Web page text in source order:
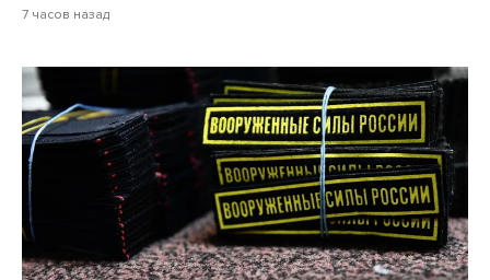
7 часов назад